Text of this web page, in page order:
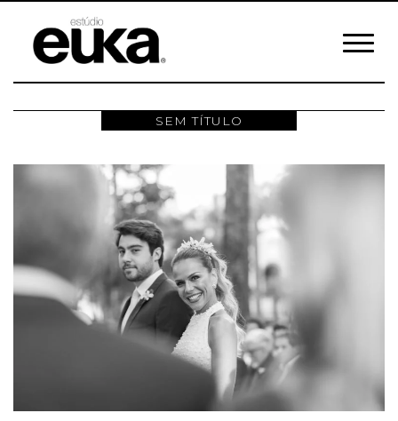
SEM TÍTULO